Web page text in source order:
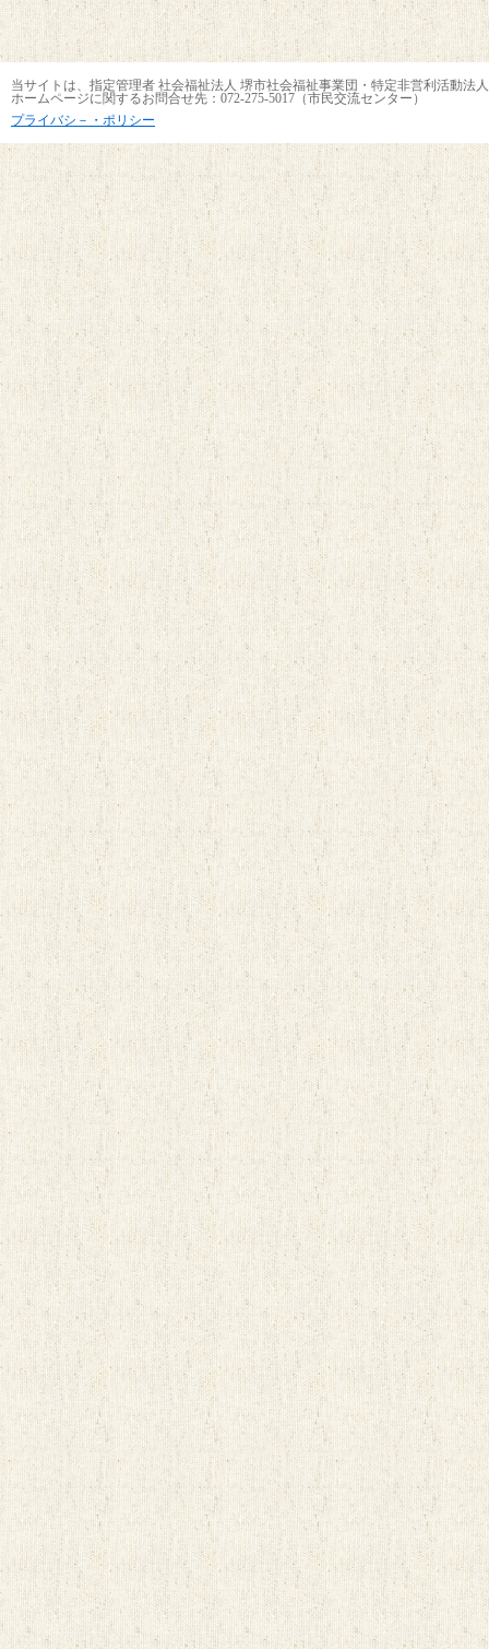
当サイトは、指定管理者 社会福祉法人 堺市社会福祉事業団・特定非営利活動
ホームページに関するお問合せ先：072-275-5017（市民交流センター）
プライバシ－・ポリシー